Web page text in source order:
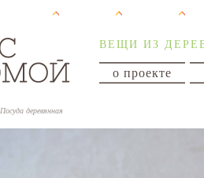
ВЕЩИ ИЗ
о проекте
Посуда деревянная